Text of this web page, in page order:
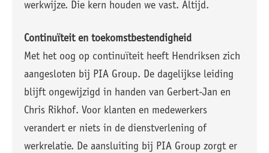
werkwijze. Die kern houden we vast. Altijd.
Continuïteit en toekomstbestendigheid
Met het oog op continuïteit heeft Hendriksen zich
aangesloten bij PIA Group. De dagelijkse leiding
blijft ongewijzigd in handen van Gerbert-Jan en
Chris Rikhof. Voor klanten en medewerkers
verandert er niets in de dienstverlening of
werkrelatie. De aansluiting bij PIA Group zorgt er